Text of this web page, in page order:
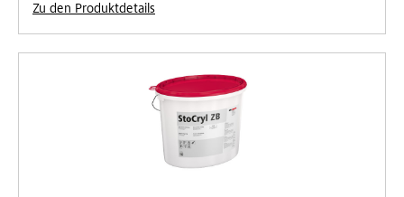
Zu den Produktdetails